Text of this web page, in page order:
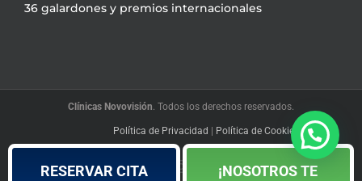
36 galardones y premios internacionales
Clínicas Novovisión. Todos los derechos reservados.
Política de Privacidad Política de Cookies |Blog
RESERVAR CITA
¡NOSOTROS TE
FacebookYouTubeInstagramLinkedIn
X